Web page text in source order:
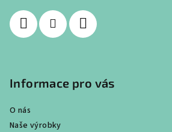
Informace pro vás
O nás
Naše výrobky